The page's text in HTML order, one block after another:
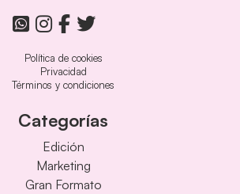
Política de cookies
Privacidad
Términos y condiciones
Categorías
Edición
Marketing
Gran Formato